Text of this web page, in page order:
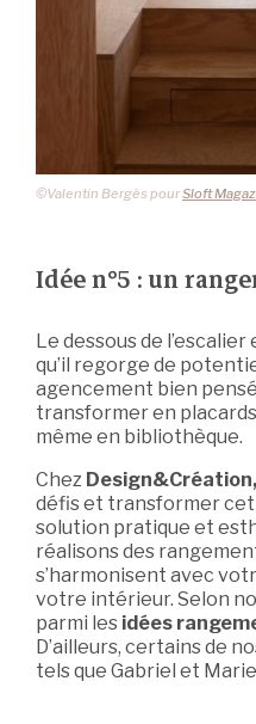
©Valentin Bergès pourSloft
Idée n°5 : un
Le dessous de
qu’il regorge de
agencement bien
transformer en
même en bibliothèque.
Chez Design&Création,
défis et transformer cet
solution pratique et
réalisons des
s’harmonisent avec
votre intérieur. Selon
parmi les idées
D’ailleurs, certains de
tels que Gabriel et